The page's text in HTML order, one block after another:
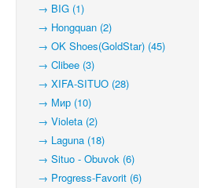
→ BIG (1)
→ Hongquan (2)
→ OK Shoes(GoldStar) (45)
→ Clibee (3)
→ XIFA-SITUO (28)
→ Мир (10)
→ Violeta (2)
→ Laguna (18)
→ Situo - Obuvok (6)
→ Progress-Favorit (6)